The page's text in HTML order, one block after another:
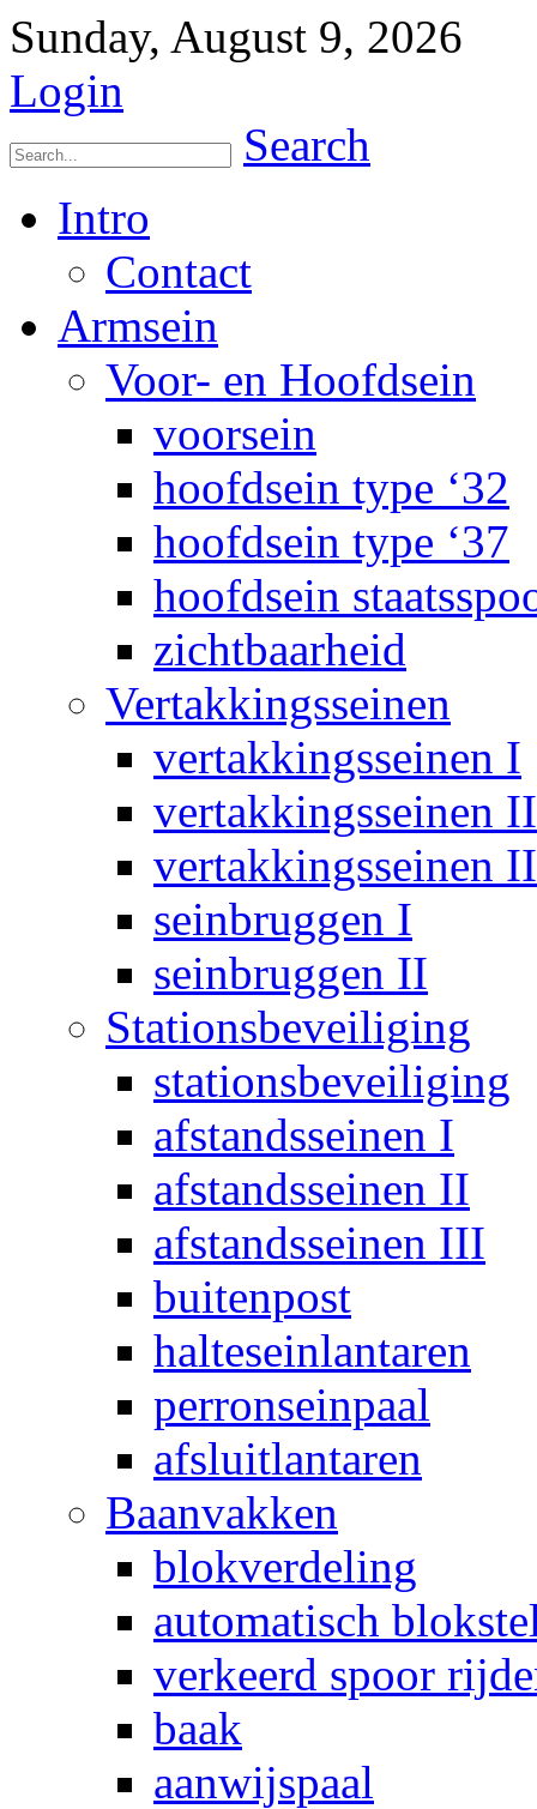
Sunday, August 9, 2026
Login
Search
Intro
Contact
Armsein
Voor- en Hoofdsein
voorsein
hoofdsein type ‘32
hoofdsein type ‘37
hoofdsein
zichtbaarheid
Vertakkingsseinen
vertakkingsseinen I
vertakkingsseinen II
vertakkingsseinen
seinbruggen I
seinbruggen II
Stationsbeveiliging
stationsbeveiliging
afstandsseinen I
afstandsseinen II
afstandsseinen III
buitenpost
halteseinlantaren
perronseinpaal
afsluitlantaren
Baanvakken
blokverdeling
automatisch
verkeerd spoor
baak
aanwijspaal